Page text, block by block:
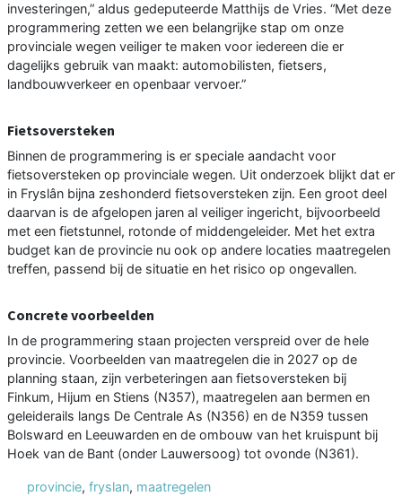
investeringen,” aldus gedeputeerde Matthijs de Vries. “Met deze
programmering zetten we een belangrijke stap om onze
provinciale wegen veiliger te maken voor iedereen die er
dagelijks gebruik van maakt: automobilisten, fietsers,
landbouwverkeer en openbaar vervoer.”
Fietsoversteken
Binnen de programmering is er speciale aandacht voor
fietsoversteken op provinciale wegen. Uit onderzoek blijkt dat er
in Fryslân bijna zeshonderd fietsoversteken zijn. Een groot deel
daarvan is de afgelopen jaren al veiliger ingericht, bijvoorbeeld
met een fietstunnel, rotonde of middengeleider. Met het extra
budget kan de provincie nu ook op andere locaties maatregelen
treffen, passend bij de situatie en het risico op ongevallen.
Concrete voorbeelden
In de programmering staan projecten verspreid over de hele
provincie. Voorbeelden van maatregelen die in 2027 op de
planning staan, zijn verbeteringen aan fietsoversteken bij
Finkum, Hijum en Stiens (N357), maatregelen aan bermen en
geleiderails langs De Centrale As (N356) en de N359 tussen
Bolsward en Leeuwarden en de ombouw van het kruispunt bij
Hoek van de Bant (onder Lauwersoog) tot ovonde (N361).
provincie, fryslan, maatregelen